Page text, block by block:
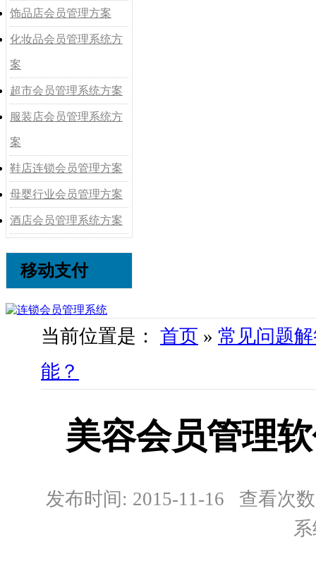
饰品店会员管理方案
化妆品会员管理系统方
案
超市会员管理系统方案
服装店会员管理系统方
案
鞋店连锁会员管理方案
母婴行业会员管理方案
酒店会员管理系统方案
移动支付
当前位置是： 首页 » 常见问题
能？
美容会员管理
发布时间: 2015-11-16 查看次